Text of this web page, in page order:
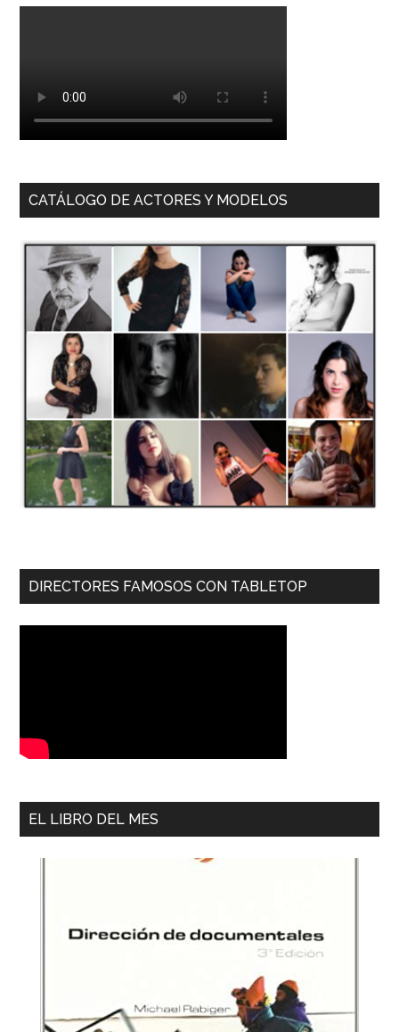
CATÁLOGO DE ACTORES Y MODELOS
DIRECTORES FAMOSOS CON TABLETOP
EL LIBRO DEL MES